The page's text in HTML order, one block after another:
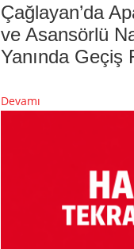
Çağlayan’da
ve Asansörlü
Yanında Geçiş
Devamı